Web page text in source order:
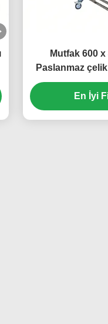
Mutfak 600 x
Paslanmaz
Ekmek Tepsi
Rack Tekerlekli
En İyi